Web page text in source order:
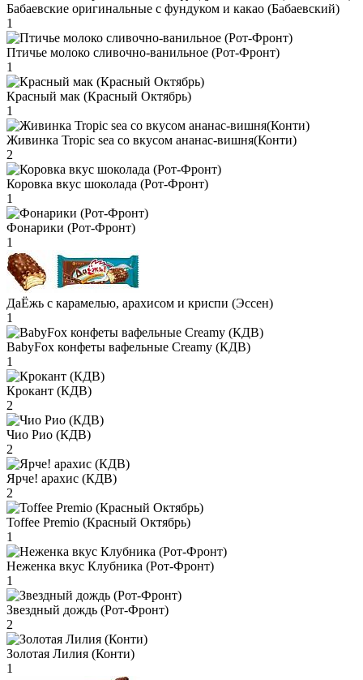
Бабаевские оригинальные с фундуком и какао (Бабаевский)
1
Птичье молоко сливочно-ванильное (Рот-Фронт)
1
Красный мак (Красный Октябрь)
1
Живинка Tropic sea со вкусом ананас-вишня(Конти)
2
Коровка вкус шоколада (Рот-Фронт)
1
Фонарики (Рот-Фронт)
1
ДаЁжь с карамелью, арахисом и криспи (Эссен)
1
BabyFox конфеты вафельные Creamy (КДВ)
1
Крокант (КДВ)
2
Чио Рио (КДВ)
2
Ярче! арахис (КДВ)
2
Toffee Premio (Красный Октябрь)
1
Неженка вкус Клубника (Рот-Фронт)
1
Звездный дождь (Рот-Фронт)
2
Золотая Лилия (Конти)
1